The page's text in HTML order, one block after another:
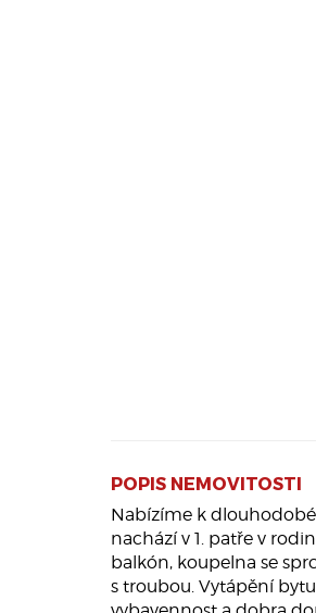
POPIS NEMOVITOSTI
Nabízíme k
nachází v 1. patře v
balkón, koupelna se
s troubou. Vytápění